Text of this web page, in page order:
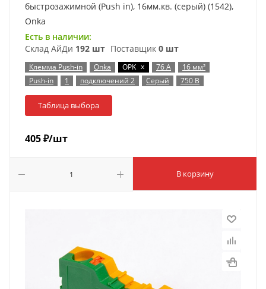
быстрозажимной (Push in), 16мм.кв. (серый) (1542),
Onka
Есть в наличии:
Склад АйДи 192 шт Поставщик 0 шт
Клемма Push-in Onka OPK x 76 А
16 мм²
Push-in
1 подключений 2 Серый 750 В
Таблица выбора
405₽/шт
В корзину